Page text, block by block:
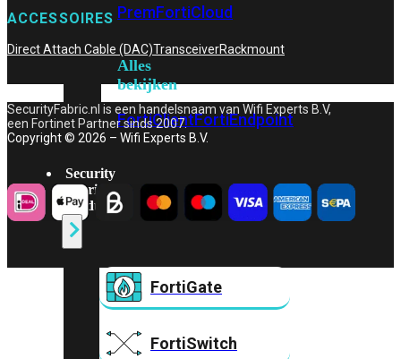
PremFortiCloud
Alles
bekijken
FortiClientFortiEndpoint
Security
Fabric
Producten
FortiGate
FortiSwitch
ACCESSOIRES
Direct Attach Cable (DAC)TransceiverRackmount
SecurityFabric.nl is een handelsnaam van Wifi Experts B.V,
een Fortinet Partner sinds 2007.
Copyright © 2026 – Wifi Experts B.V.